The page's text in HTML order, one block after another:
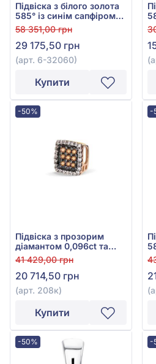
Підвіска з білого золота
585° із синім сапфіром
0,52ct та діамантами
0,23ct, арт. 6-32060
58 351,00 грн
29 175,50 грн
(арт. 6-32060)
Купити
-50%
Підвіска з прозорим
діамантом 0,096ct та
коричневим діамантом
0,117ct із червоного
золота 585°, арт. 208к
41 429,00 грн
20 714,50 грн
(арт. 208к)
Купити
-
-50% -